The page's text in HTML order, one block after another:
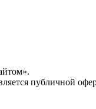
публичной